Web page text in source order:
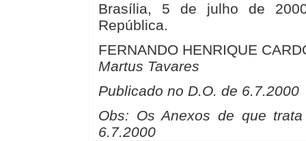
Brasília, 5 de julho de
República.
FERNANDO HENRIQUE
Martus Tavares
Publicado no D.O. de 6.7.2000
Obs: Os Anexos de que
6.7.2000